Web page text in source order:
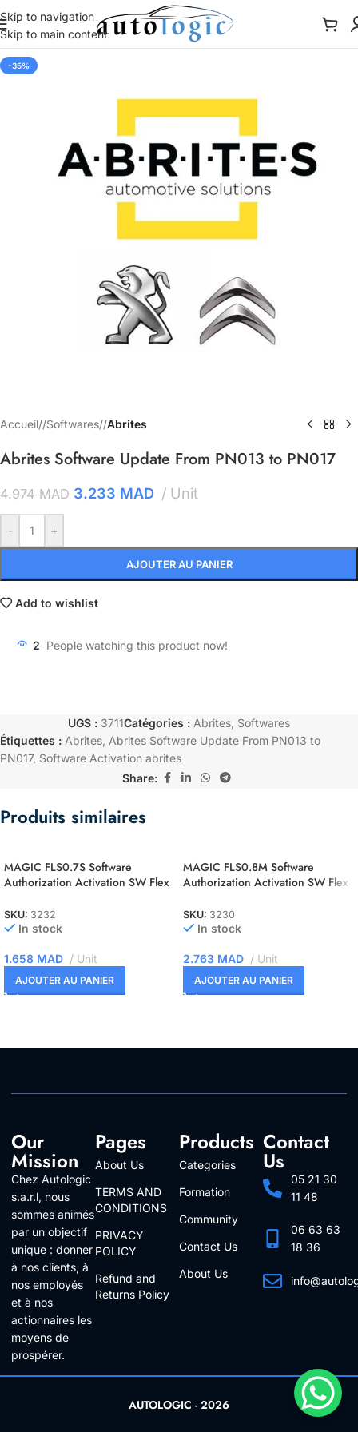
Skip to navigation
Skip to main content
-35%
Accueil/ Softwares/ Abrites
Abrites Software Update From PN013 to PN017
4.974MAD 3.233 MAD Unit
- +
AJOUTER AU PANIER
Add to wishlist
2 People watching this product now!
UGS : 3711Catégories : Abrites Softwares
Étiquettes : Abrites Abrites Software Update From PN013 to
PN017, Software Activation abrites
Share:
Produits similaires
MAGIC FLS0.7S Software
Authorization Activation SW Flex
SKU: 3232
In stock
1.658 MAD Unit
AJOUTER AU PANIER
MAGIC FLS0.8M Software
Authorization Activation SW Flex
SKU: 3230
In stock
2.763 MAD Unit
AJOUTER AU PANIER
Our
Mission
Chez Autologic
s.a.r.l, nous
sommes animés
par un objectif
unique : donner
à nos clients, à
nos employés
et à nos
actionnaires les
moyens de
prospérer.
Pages
About Us
TERMS AND
CONDITIONS
PRIVACY
POLICY
Refund and
Returns Policy
Products
Categories
Formation
Community
Contact Us
About Us
Contact
Us
05 21 30
11 48
06 63 63
18 36
AUTOLOGIC - 2026